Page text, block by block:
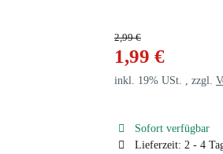
2,99 €
1,99 €
inkl. 19% USt. , zzgl.
Sofort verfügbar
Lieferzeit: 2 - 4